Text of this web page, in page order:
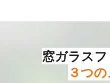
窓ガラス
３つ